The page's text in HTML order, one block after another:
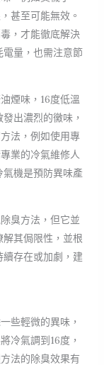
甚至可能無效。
，才能徹底解決
量，也需注意節
煙味，16度低溫
出濃烈的黴味，
法，例如使用專
業的冷氣維修人
機是預防異味產
臭方法，但它並
其侷限性，並根
存在或加劇，建
些輕微的異味，
冷氣調到16度，
法的除臭效果有